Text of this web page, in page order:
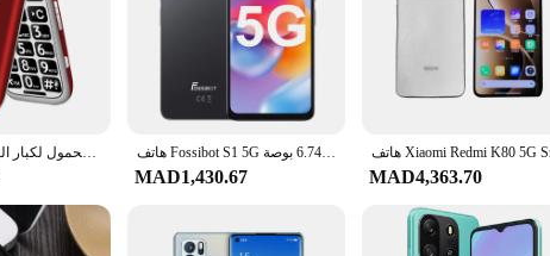
Artfone-Flip هاتف محمول لكبار السن ، F20 ، زر كبير ، كبير ، كبير ، مفتوح ، شريحة مفردة ، لاسلكي ، FM ، بلوتوث هاتف Fossibot S1 5G الذكي بطارية 4900 مللي أمبير في الساعة 24 جيجابايت + 128 جيجابايت هاتف محمول 50 ميجابكسل كاميرا رئيسية 6.745 بوصة HD + شاشة هاتف أندرويد 14 NFC
MAD1,430.67 MAD4,363.70